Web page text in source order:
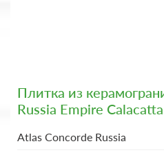
Плитка из
Russia Empire
Atlas Concorde Russia